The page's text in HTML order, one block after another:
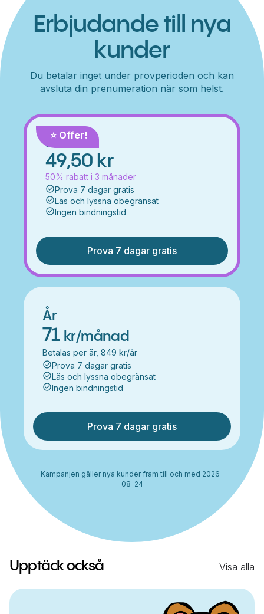
Erbjudande till nya
kunder
Du betalar inget under provperioden och kan
avsluta din prenumeration när som helst.
⭐️ Offer!
Månad
49,50 kr
50% rabatt i 3 månader
Prova 7 dagar gratis
Läs och lyssna obegränsat
Ingen bindningstid
Prova 7 dagar gratis
År
71 kr/månad
Betalas per år, 849 kr/år
Prova 7 dagar gratis
Läs och lyssna obegränsat
Ingen bindningstid
Prova 7 dagar gratis
Kampanjen gäller nya kunder fram till och med 2026-
08-24
Upptäck också Visa alla